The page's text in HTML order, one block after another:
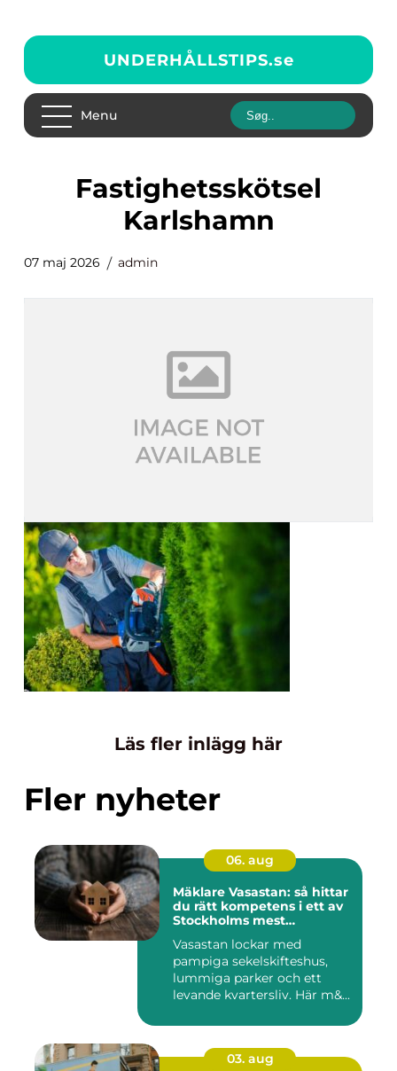
UNDERHÅLLSTIPS.se
Menu
fastighetsskötsel
Karlshamn
07 maj 2026 admin
Läs fler inlägg här
Fler nyheter
06. aug
Mäklare Vasastan: så hittar
du rätt kompetens i ett av
Stockholms mest
Vasastan lockar med
pampiga sekelskifteshus,
lummiga parker och ett
levande kvartersliv. Här m&...
03. aug